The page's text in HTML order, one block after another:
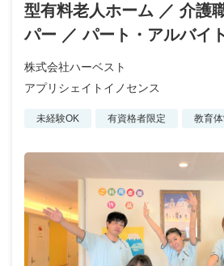
型有料老人ホーム ／ 介護
パー ／ パート・アルバイ
株式会社ハーベスト
アプリシェイトイノセンス
未経験OK 有資格者限定 教育